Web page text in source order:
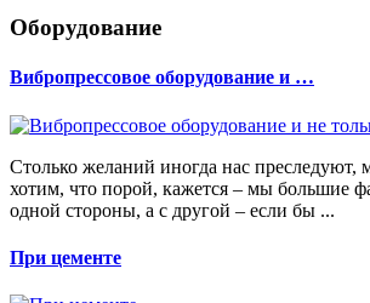
Оборудование
Вибропрессовое оборудование и …
Столько желаний иногда нас преследуют,
хотим, что порой, кажется – мы большие
одной стороны, а с другой – если бы ...
При цементе